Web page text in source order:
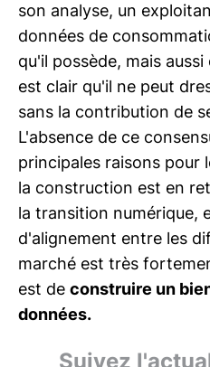
son analyse, un
données de
qu'il possède, mais
est clair qu'il ne peut
sans la contribution de
L'absence de ce
principales raisons pour
la construction est en
la transition numérique,
d'alignement entre les
marché est très
est de construire un
données.
Suivez